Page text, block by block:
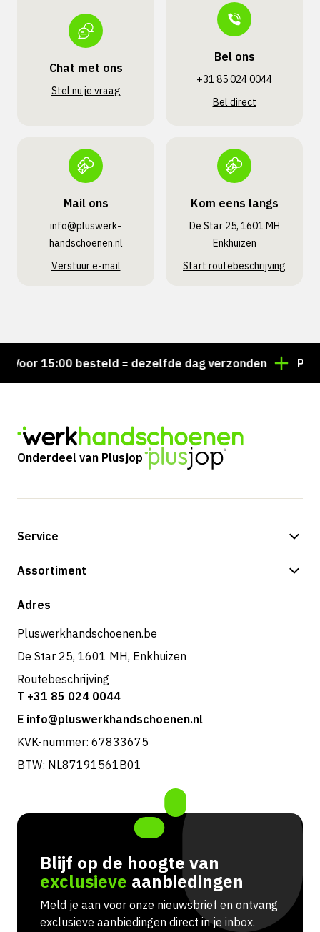
Chat met ons
Stel nu je vraag
Bel ons
+31 85 024 0044
Bel direct
Mail ons
info@pluswerk­
handschoenen.nl
Verstuur e-mail
Kom eens langs
De Star 25, 1601 MH
Enkhuizen
Start routebeschrijving
15:00 besteld = dezelfde dag verzonden
Onderdeel van Plusjop
Service
Betalingsmogelijkheden
Retouren & service
Assortiment
Shop
Adres
Pluswerkhandschoenen.be
De Star 25, 1601 MH, Enkhuizen
Routebeschrijving
T +31 85 024 0044
E info@pluswerkhandschoenen.nl
KVK-nummer: 67833675
BTW: NL87191561B01
Blijf op de hoogte van
exclusieve aanbiedingen
Meld je aan voor onze nieuwsbrief en ontvang
exclusieve aanbiedingen direct in je inbox.